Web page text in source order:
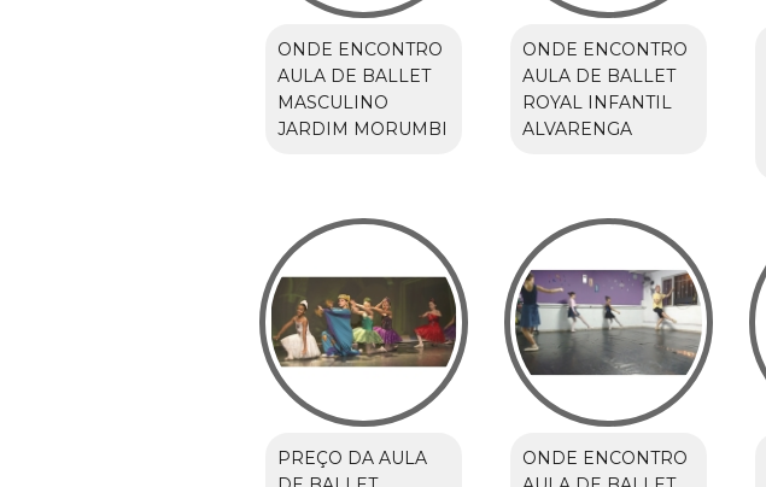
ONDE ENCONTRO
AULA DE BALLET
MASCULINO
JARDIM MORUMBI
ONDE ENCONTRO
AULA DE BALLET
ROYAL INFANTIL
ALVARENGA
PREÇO DA AULA
ONDE ENCONTRO